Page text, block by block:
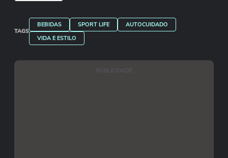
TAGS
BEBIDAS SPORT LIFE
AUTOCUIDADO
VIDA E ESTILO
PUBLICIDADE